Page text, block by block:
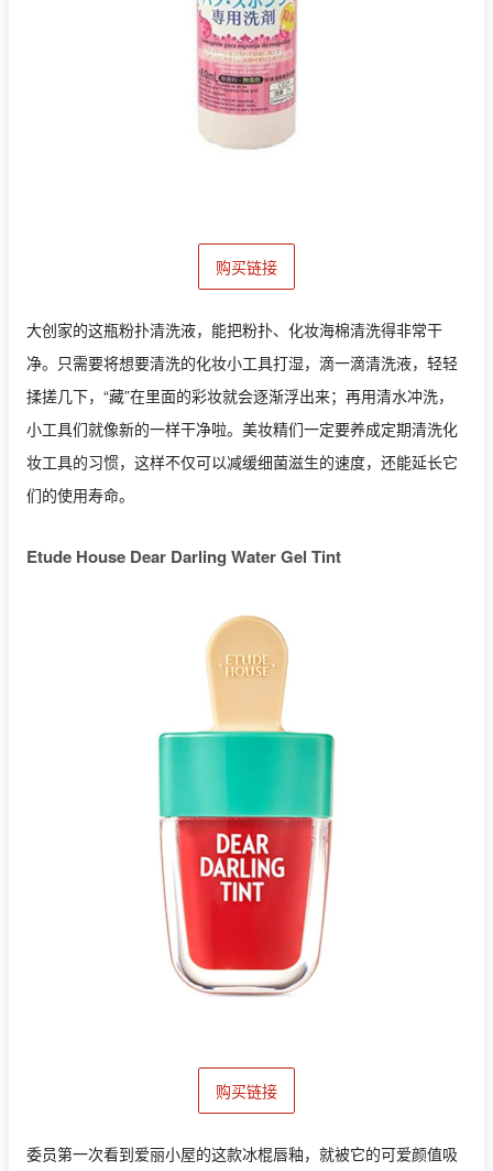
购买链接
大创家的这瓶粉扑清洗液，能把粉扑、化妆海棉清洗得非常干
净。只需要将想要清洗的化妆小工具打湿，滴一滴清洗液，轻轻
揉搓几下，“藏”在里面的彩妆就会逐渐浮出来；再用清水冲洗，
小工具们就像新的一样干净啦。美妆精们一定要养成定期清洗化
妆工具的习惯，这样不仅可以减缓细菌滋生的速度，还能延长它
们的使用寿命。
Etude House Dear Darling Water Gel Tint
购买链接
委员第一次看到爱丽小屋的这款冰棍唇釉，就被它的可爱颜值吸